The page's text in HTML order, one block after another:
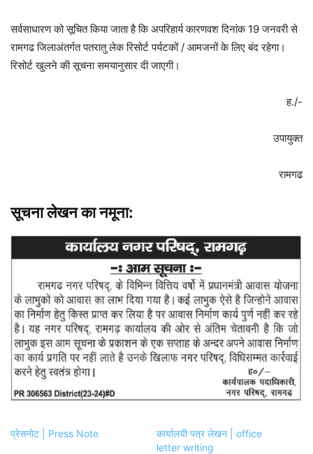
सर्वसाधारण को सूचित किया जाता है कि अपरिहार्य कारणवश दिनांक 19 जनवरी से
रामगढ जिलाअंतर्गत पतरातु लेक रिसोर्ट पर्यटकों / आमजनों के लिए बंद रहेगा।
रिसोर्ट खुलने की सूचना समयानुसार दी जाएगी।
ह./-
उपायुक्त
रामगढ
सूचना लेखन का नमूना:
प्रेसनोट | Press Note
कार्यालयी पत्र लेखन | office
letter writing